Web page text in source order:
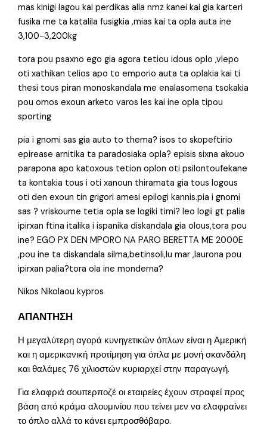
mas kinigi lagou kai perdikas alla nmz kanei kai gia karteri
fusika me ta katalila fusigkia ,mias kai ta opla auta ine
3,100-3,200kg
tora pou psaxno ego gia agora tetiou idous oplo ,vlepo
oti xathikan telios apo to emporio auta ta oplakia kai ti
thesi tous piran monoskandala me enalasomena tsokakia
pou omos exoun arketo varos les kai ine opla tipou
sporting
pia i gnomi sas gia auto to thema? isos to skopeftirio
epirease arnitika ta paradosiaka opla? episis sixna akouo
parapona apo katoxous tetion oplon oti psilontoufekane
ta kontakia tous i oti xanoun thiramata gia tous logous
oti den exoun tin grigori amesi epilogi kannis.pia i gnomi
sas ? vriskoume tetia opla se logiki timi? leo logii gt palia
ipirxan ftina italika i ispanika diskandala gia olous,tora pou
ine? EGO PX DEN MPORO NA PARO BERETTA ME 2000E
,pou ine ta diskandala silma,betinsoli,lu mar ,laurona pou
ipirxan palia?tora ola ine monderna?
Nikos Nikolaou kypros
ΑΠΑΝΤΗΣΗ
Η μεγαλύτερη αγορά κυνηγετικών όπλων είναι η Αμερική
και η αμερικανική προτίμηση για όπλα με μονή σκανδάλη
και θαλάμες 76 χιλιοστών κυριαρχεί στην παραγωγή.
Για ελαφριά σουπερποζέ οι εταιρείες έχουν στραφεί προς
βάση από κράμα αλουμινίου που τείνει μεν να ελαφραίνει
το όπλο αλλά το κάνει εμπροσθόβαρο.